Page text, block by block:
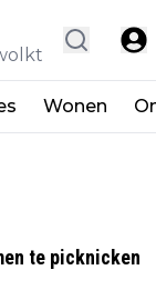
Wonen
te picknicken